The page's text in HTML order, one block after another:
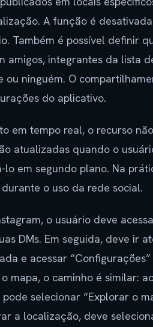
A função é
Também é possível definir
amigos, integrantes da lista
ou ninguém. O
do aplicativo.
em tempo real, o recurso
atualizadas quando o
em segundo plano. Na
o uso da rede social.
o usuário deve
DMs. Em seguida, deve ir
e acessar
mapa, o caminho é similar:
selecionar “Explorar o
a localização, deve